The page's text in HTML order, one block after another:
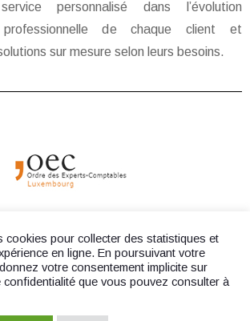
personnalisé dans l’évolution
de chaque client et
sur mesure selon leurs besoins.
Ficofid S.à r.l.- Website byF. Agency
cookies pour collecter des statistiques et
en ligne. En poursuivant votre
votre consentement implicite sur
confidentialité que vous pouvez consulter à